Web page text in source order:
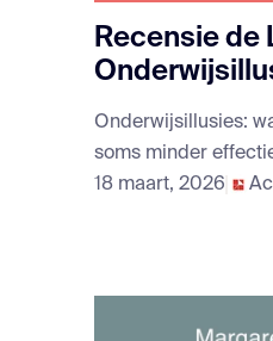
Recensie de
Onderwijsillusies:
soms minder
18 maart, 2026